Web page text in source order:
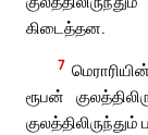
கிடைத்தன.
7
ரூபன்